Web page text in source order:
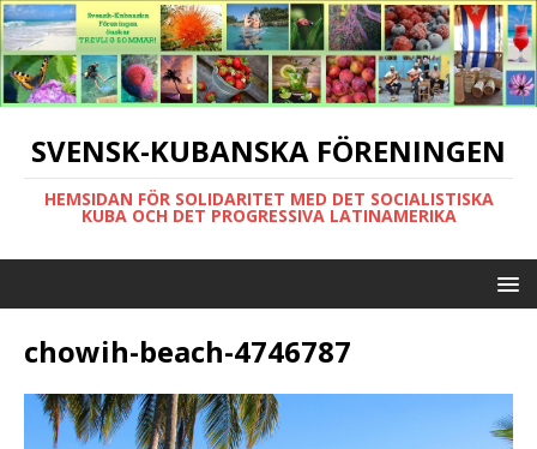
SVENSK-KUBANSKA FÖRENINGEN
HEMSIDAN FÖR SOLIDARITET MED DET SOCIALISTISKA
KUBA OCH DET PROGRESSIVA LATINAMERIKA
chowih-beach-4746787